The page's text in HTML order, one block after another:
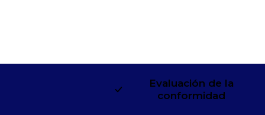
Evaluación de la
conformidad